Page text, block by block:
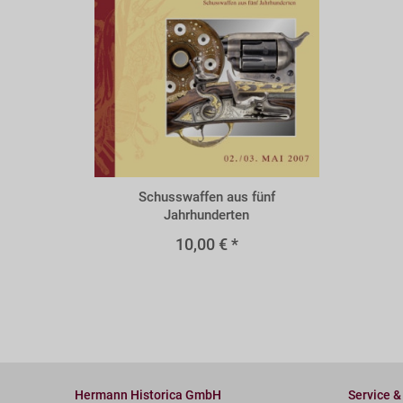
A52s
Schusswaffen aus fünf
Jahrhunderten
10,00 € *
Hermann Historica GmbH Service